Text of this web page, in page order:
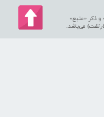
و ذکر «منبع»
نفت) می‌باشد.